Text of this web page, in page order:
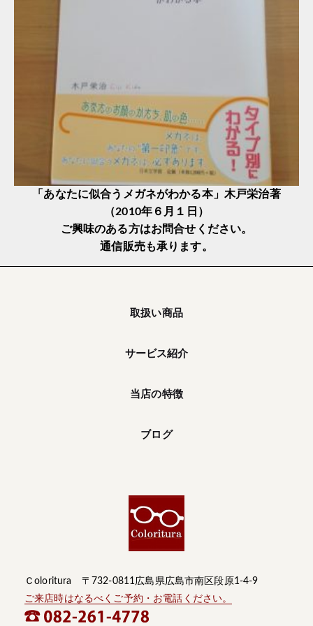
「あなたに似合うメガネがわかる本」木戸栄治著
（2010年６月１日）
ご興味のある方はお問合せください。
通信販売も承ります。
取扱い商品
サービス紹介
当店の特徴
ブログ
Ｃoloritura 〒732-0811広島県広島市南区段原1-4-9
ご来店時はなるべくご予約・お電話ください。